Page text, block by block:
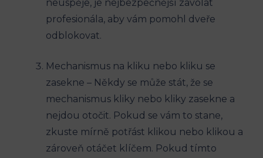
neuspěje, je nejbezpečnější zavolat
profesionála, aby vám pomohl⁤ dveře
odblokovat.
Mechanismus na⁣ kliku nebo kliku se⁢
zasekne – ​Někdy se může stát, že se
mechanismus kliky nebo kliky zasekne a
⁢nejdou otočit. Pokud se vám‌ to ‌stane,
⁤zkuste⁢ mírně potřást klikou nebo klikou a
zároveň otáčet klíčem. Pokud tímto